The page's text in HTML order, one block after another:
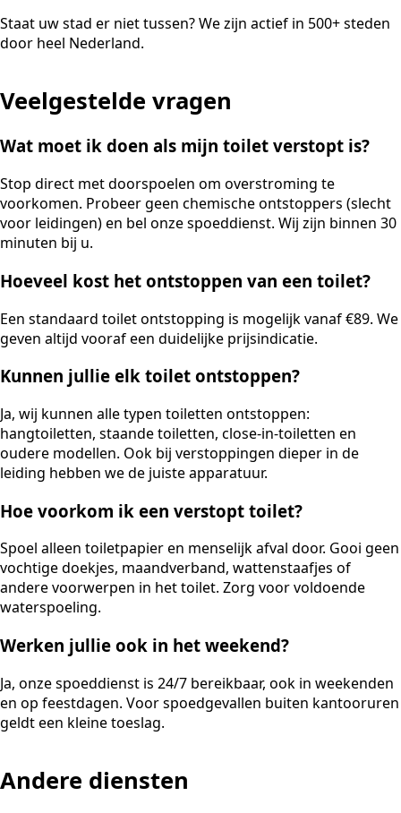
Staat uw stad er niet tussen? We zijn actief in 500+ steden
door heel Nederland.
Veelgestelde vragen
Wat moet ik doen als mijn toilet verstopt is?
Stop direct met doorspoelen om overstroming te
voorkomen. Probeer geen chemische ontstoppers (slecht
voor leidingen) en bel onze spoeddienst. Wij zijn binnen 30
minuten bij u.
Hoeveel kost het ontstoppen van een toilet?
Een standaard toilet ontstopping is mogelijk vanaf €89. We
geven altijd vooraf een duidelijke prijsindicatie.
Kunnen jullie elk toilet ontstoppen?
Ja, wij kunnen alle typen toiletten ontstoppen:
hangtoiletten, staande toiletten, close-in-toiletten en
oudere modellen. Ook bij verstoppingen dieper in de
leiding hebben we de juiste apparatuur.
Hoe voorkom ik een verstopt toilet?
Spoel alleen toiletpapier en menselijk afval door. Gooi geen
vochtige doekjes, maandverband, wattenstaafjes of
andere voorwerpen in het toilet. Zorg voor voldoende
waterspoeling.
Werken jullie ook in het weekend?
Ja, onze spoeddienst is 24/7 bereikbaar, ook in weekenden
en op feestdagen. Voor spoedgevallen buiten kantooruren
geldt een kleine toeslag.
Andere diensten